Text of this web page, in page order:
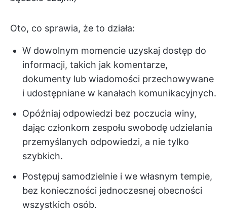
Oto, co sprawia, że to działa:
W dowolnym momencie uzyskaj dostęp do
informacji, takich jak komentarze,
dokumenty lub wiadomości przechowywane
i udostępniane w kanałach komunikacyjnych.
Opóźniaj odpowiedzi bez poczucia winy,
dając członkom zespołu swobodę udzielania
przemyślanych odpowiedzi, a nie tylko
szybkich.
Postępuj samodzielnie i we własnym tempie,
bez konieczności jednoczesnej obecności
wszystkich osób.